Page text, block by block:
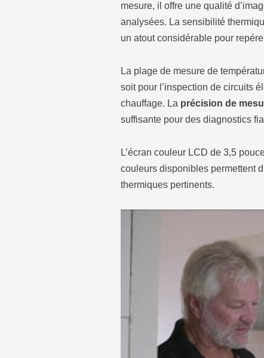
mesure, il offre une qualité
analysées. La sensibilité
un atout considérable pour
La plage de mesure de
soit pour l’inspection de circuits
chauffage. La précision de
suffisante pour des diagnostics
L’écran couleur LCD de 3,5
couleurs disponibles permettent
thermiques pertinents.